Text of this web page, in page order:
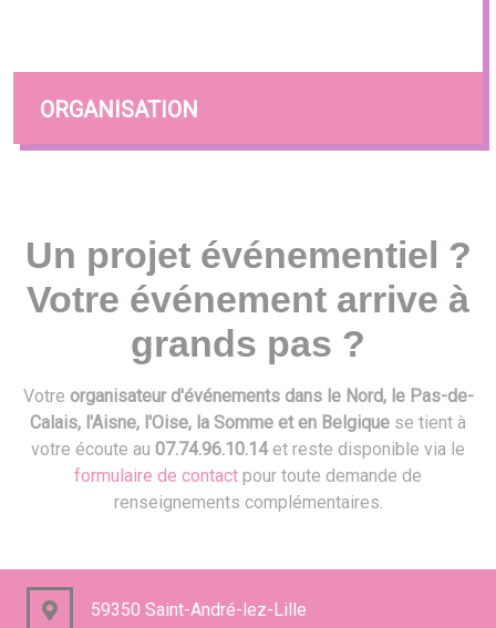
ORGANISATION
Un projet événementiel ?
Votre événement arrive à
grands pas ?
Votre organisateur d'événements dans le Nord, le Pas-de-
Calais, l'Aisne, l'Oise, la Somme et en Belgique se tient à
votre écoute au 07.74.96.10.14et reste disponible via le
formulaire de contact pour toute demande de
renseignements complémentaires.
59350 Saint-André-lez-Lille